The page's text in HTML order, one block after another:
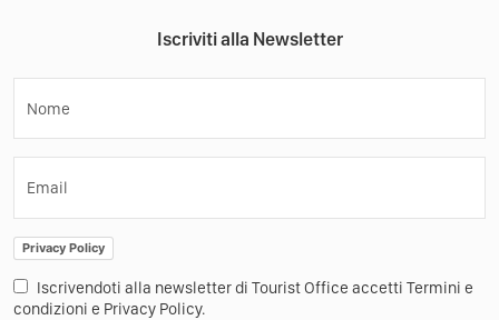
Iscriviti alla Newsletter
Nome
Email
Privacy Policy
Iscrivendoti alla newsletter di Tourist Office accetti Termini e
condizioni e Privacy Policy.